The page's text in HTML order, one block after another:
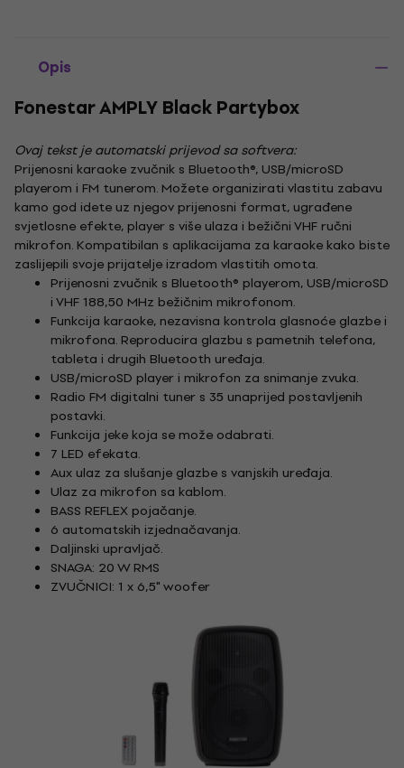
Opis
Fonestar AMPLY Black Partybox
Ovaj tekst je automatski prijevod sa softvera:
Prijenosni karaoke zvučnik s Bluetooth®, USB/microSD
playerom i FM tunerom. Možete organizirati vlastitu zabavu
kamo god idete uz njegov prijenosni format, ugrađene
svjetlosne efekte, player s više ulaza i bežični VHF ručni
mikrofon. Kompatibilan s aplikacijama za karaoke kako biste
zaslijepili svoje prijatelje izradom vlastitih omota.
Prijenosni zvučnik s Bluetooth® playerom, USB/microSD
i VHF 188,50 MHz bežičnim mikrofonom.
Funkcija karaoke, nezavisna kontrola glasnoće glazbe i
mikrofona. Reproducira glazbu s pametnih telefona,
tableta i drugih Bluetooth uređaja.
USB/microSD player i mikrofon za snimanje zvuka.
Radio FM digitalni tuner s 35 unaprijed postavljenih
postavki.
Funkcija jeke koja se može odabrati.
7 LED efekata.
Aux ulaz za slušanje glazbe s vanjskih uređaja.
Ulaz za mikrofon sa kablom.
BASS REFLEX pojačanje.
6 automatskih izjednačavanja.
Daljinski upravljač.
SNAGA: 20 W RMS
ZVUČNICI: 1 x 6,5" woofer